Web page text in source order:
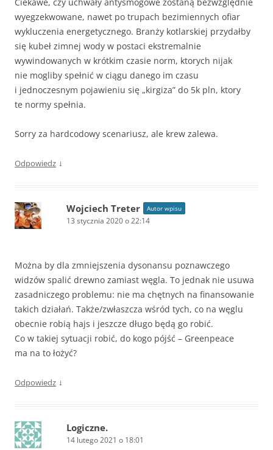
wyegzekwowane, nawet po trupach bezimiennych ofiar
wykluczenia energetycznego. Branży kotlarskiej przydałby
się kubeł zimnej wody w postaci ekstremalnie
wywindowanych w krótkim czasie norm, ktorych nijak
nie mogliby spełnić w ciągu danego im czasu
i jednoczesnym pojawieniu się „kirgiza” do 5k pln, ktory
te normy spełnia.
Sorry za hardcodowy scenariusz, ale krew zalewa.
Odpowiedz ↓
Wojciech Treter Autor wpisu
13 stycznia 2020 o 22:14
Można by dla zmniejszenia dysonansu poznawczego
widzów spalić drewno zamiast węgla. To jednak nie usuwa
zasadniczego problemu: nie ma chętnych na finansowanie
takich działań. Także/zwłaszcza wśród tych, co na węglu
obecnie robią hajs i jeszcze długo będą go robić.
Co w takiej sytuacji robić, do kogo pójść – Greenpeace
ma na to łożyć?
Odpowiedz ↓
Logiczne.
14 lutego 2021 o 18:01